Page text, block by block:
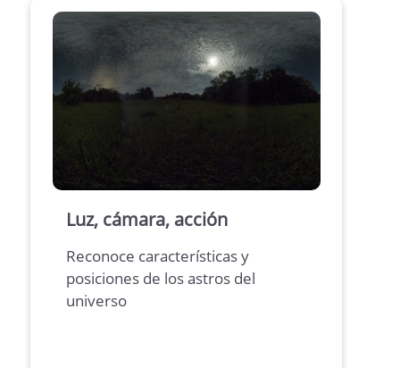
Luz, cámara, acción
Reconoce características y
posiciones de los astros del
universo